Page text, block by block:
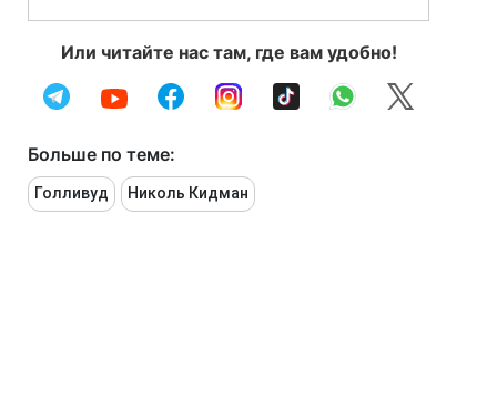
Или читайте нас там, где вам удобно!
Больше по теме:
Голливуд Николь Кидман